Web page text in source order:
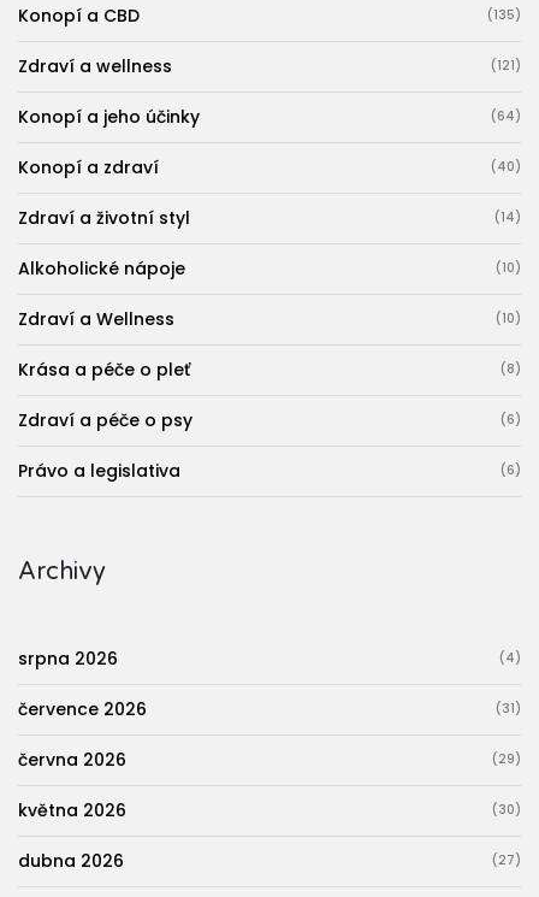
Konopí a CBD (135)
Zdraví a wellness (121)
Konopí a jeho účinky (64)
Konopí a zdraví (40)
Zdraví a životní styl (14)
Alkoholické nápoje (10)
Zdraví a Wellness (10)
Krása a péče o pleť (8)
Zdraví a péče o psy (6)
Právo a legislativa (6)
Archivy
srpna 2026 (4)
července 2026 (31)
června 2026 (29)
května 2026 (30)
dubna 2026 (27)